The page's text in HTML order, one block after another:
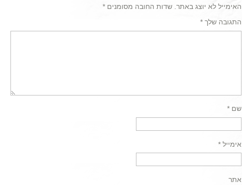
האימייל לא יוצג באתר. שדות החובה מסומנים *
התגובה שלך *
שם *
אימייל *
אתר